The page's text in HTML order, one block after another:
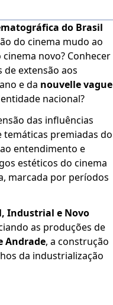
do Brasil
do cinema mudo ao
novo? Conhecer
de extensão aos
e da nouvelle vague
nacional?
das influências
temáticas premiadas do
entendimento e
estéticos do cinema
marcada por períodos
Industrial e Novo
as produções de
Andrade, a construção
da industrialização